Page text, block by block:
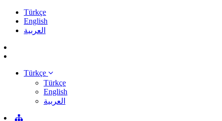
Türkçe
English
العربية
Türkçe
Türkçe
English
العربية